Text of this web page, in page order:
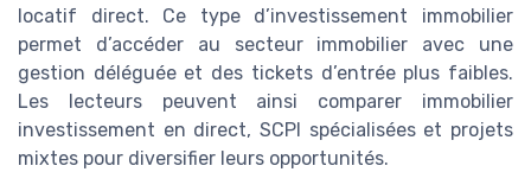
locatif direct. Ce type d’investissement immobilier
permet d’accéder au secteur immobilier avec une
gestion déléguée et des tickets d’entrée plus faibles.
Les lecteurs peuvent ainsi comparer immobilier
investissement en direct, SCPI spécialisées et projets
mixtes pour diversifier leurs opportunités.